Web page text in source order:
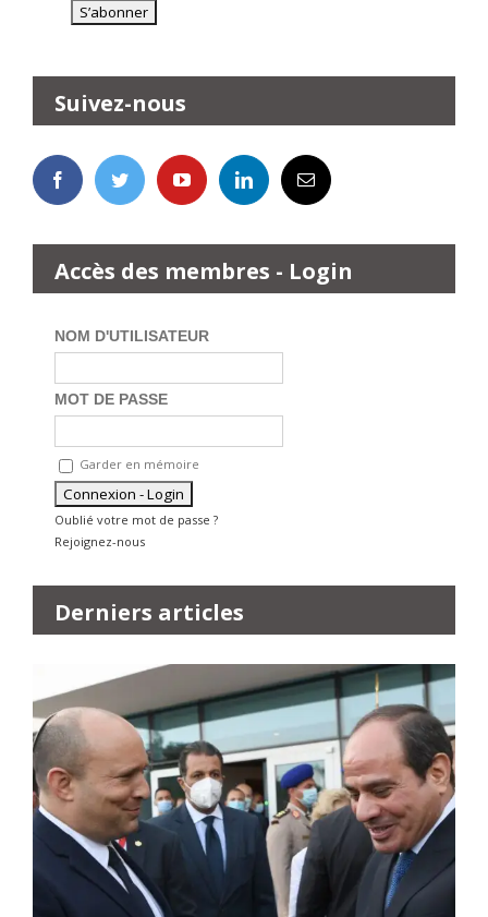
Suivez-nous
Accès des membres - Login
NOM D'UTILISATEUR
MOT DE PASSE
Garder en mémoire
Oublié votre mot de passe ?
Rejoignez-nous
Derniers articles